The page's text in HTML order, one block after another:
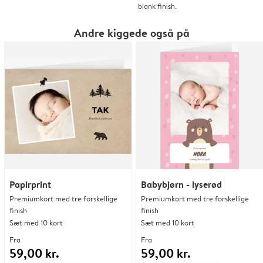
blank finish.
Andre kiggede også på
Papirprint
Premiumkort med tre forskellige
finish
Sæt med 10 kort
Fra
59,00 kr.
Babybjørn - lyserød
Premiumkort med tre forskellige
finish
Sæt med 10 kort
Fra
59,00 kr.